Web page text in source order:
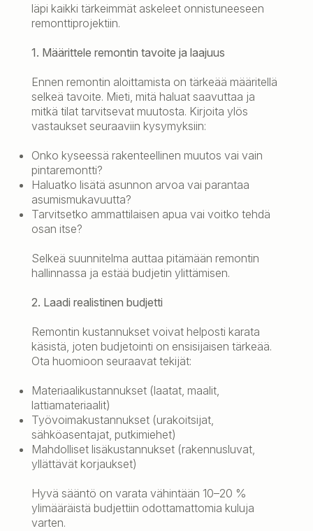
läpi kaikki tärkeimmät askeleet onnistuneeseen
remonttiprojektiin.
1. Määrittele remontin tavoite ja laajuus
Ennen remontin aloittamista on tärkeää määritellä
selkeä tavoite. Mieti, mitä haluat saavuttaa ja
mitkä tilat tarvitsevat muutosta. Kirjoita ylös
vastaukset seuraaviin kysymyksiin:
Onko kyseessä rakenteellinen muutos vai vain
pintaremontti?
Haluatko lisätä asunnon arvoa vai parantaa
asumismukavuutta?
Tarvitsetko ammattilaisen apua vai voitko tehdä
osan itse?
Selkeä suunnitelma auttaa pitämään remontin
hallinnassa ja estää budjetin ylittämisen.
2. Laadi realistinen budjetti
Remontin kustannukset voivat helposti karata
käsistä, joten budjetointi on ensisijaisen tärkeää.
Ota huomioon seuraavat tekijät:
Materiaalikustannukset (laatat, maalit,
lattiamateriaalit)
Työvoimakustannukset (urakoitsijat,
sähköasentajat, putkimiehet)
Mahdolliset lisäkustannukset (rakennusluvat,
yllättävät korjaukset)
Hyvä sääntö on varata vähintään 10–20 %
ylimääräistä budjettiin odottamattomia kuluja
varten.